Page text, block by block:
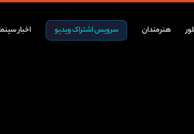
هنرمندان سرویس اشتراک ویدیو اخبار